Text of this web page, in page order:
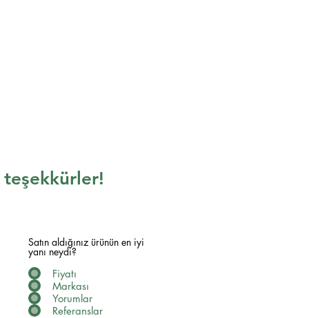
teşekkürler!
Satın aldığınız ürünün en iyi
yanı neydi?
Fiyatı
Markası
Yorumlar
Referanslar